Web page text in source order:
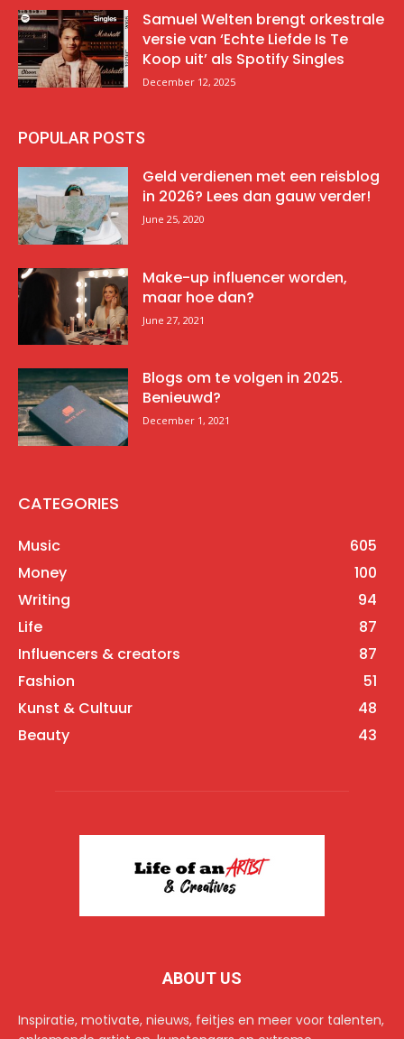
Samuel Welten brengt orkestrale
versie van ‘Echte Liefde Is Te
Koop uit’ als Spotify Singles
December 12, 2025
POPULAR POSTS
Geld verdienen met een reisblog
in 2026? Lees dan gauw verder!
June 25, 2020
Make-up influencer worden,
maar hoe dan?
June 27, 2021
Blogs om te volgen in 2025.
Benieuwd?
December 1, 2021
CATEGORIES
Music
605
Money
100
Writing
94
Life
87
Influencers & creators
87
Fashion
51
Kunst & Cultuur
48
Beauty
43
ABOUT US
Inspiratie, motivate, nieuws, feitjes en meer voor talenten,